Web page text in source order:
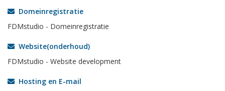
Domeinregistratie
FDMstudio - Domeinregistratie
Website(onderhoud)
FDMstudio - Website development
Hosting en E-mail